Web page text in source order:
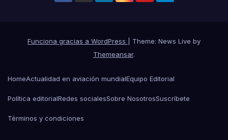
Funciona gracias a WordPress
Theme: News Live by
Themeansar.
HomeActualidad en aviación mundialEquipo Editorial
Política editorialRedes socialesSobre NosotrosSuscríbete
Términos y condiciones